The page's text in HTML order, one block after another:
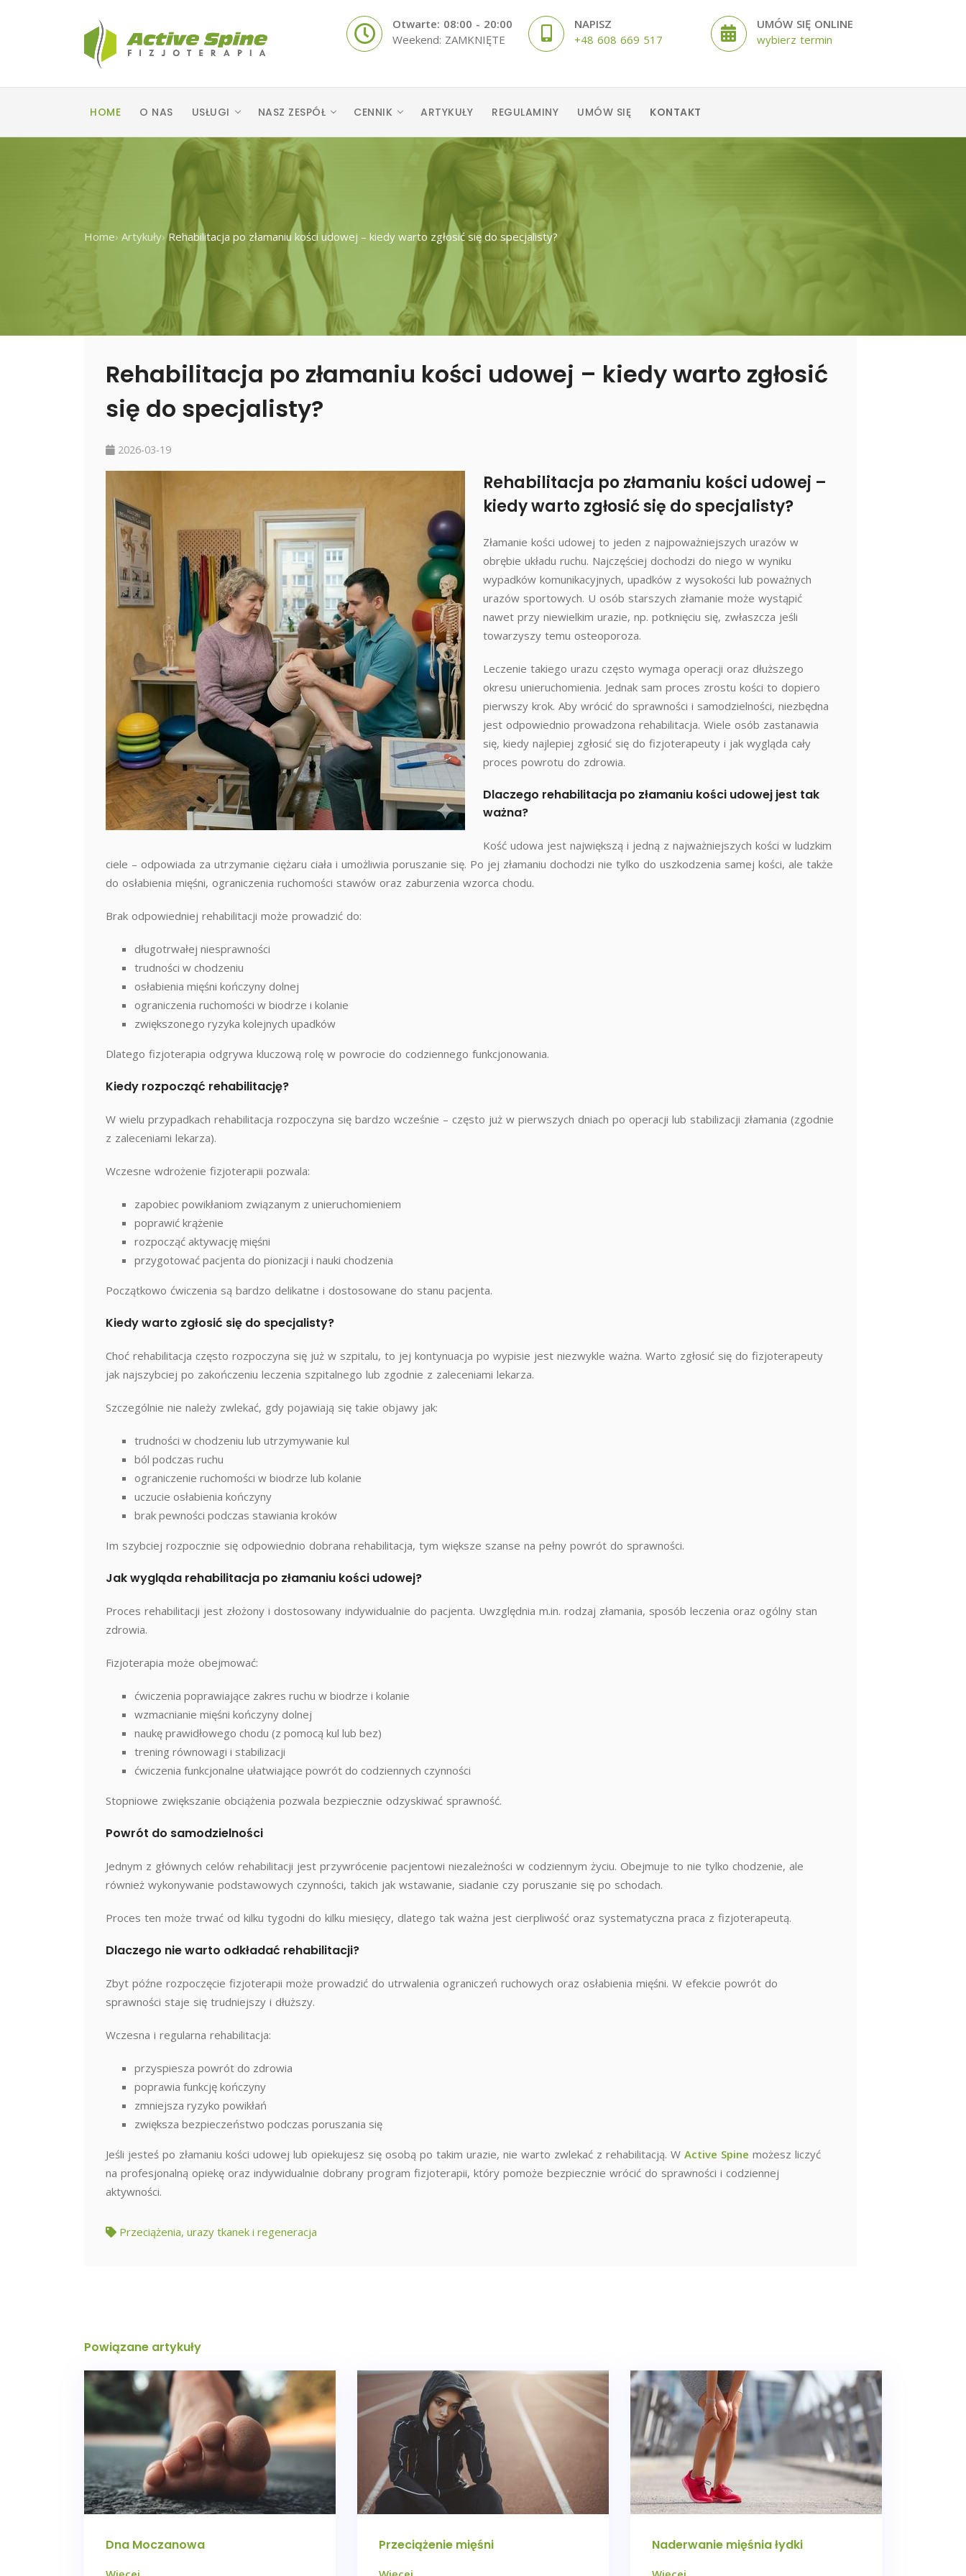
Otwarte: 08:00 - 20:00
Weekend: ZAMKNIĘTE
NAPISZ
+48 608 669 517
UMÓW SIĘ ONLINE
wybierz termin
HOME O NAS USŁUGI NASZ ZESPÓŁ CENNIK ARTYKUŁY REGULAMINY UMÓW SIĘ KONTAKT
Home› Artykuły›Rehabilitacja po złamaniu kości udowej – kiedy warto zgłosić się do specjalisty?
Rehabilitacja po złamaniu kości udowej – kiedy warto zgłosić
się do specjalisty?
2026-03-19
Rehabilitacja po złamaniu kości udowej –
kiedy warto zgłosić się do specjalisty?
Złamanie kości udowej to jeden z najpoważniejszych urazów w
obrębie układu ruchu. Najczęściej dochodzi do niego w wyniku
wypadków komunikacyjnych, upadków z wysokości lub poważnych
urazów sportowych. U osób starszych złamanie może wystąpić
nawet przy niewielkim urazie, np. potknięciu się, zwłaszcza jeśli
towarzyszy temu osteoporoza.
Leczenie takiego urazu często wymaga operacji oraz dłuższego
okresu unieruchomienia. Jednak sam proces zrostu kości to dopiero
pierwszy krok. Aby wrócić do sprawności i samodzielności, niezbędna
jest odpowiednio prowadzona rehabilitacja. Wiele osób zastanawia
się, kiedy najlepiej zgłosić się do fizjoterapeuty i jak wygląda cały
proces powrotu do zdrowia.
Dlaczego rehabilitacja po złamaniu kości udowej jest tak
ważna?
Kość udowa jest największą i jedną z najważniejszych kości w ludzkim
ciele – odpowiada za utrzymanie ciężaru ciała i umożliwia poruszanie się. Po jej złamaniu dochodzi nie tylko do uszkodzenia samej kości, ale także
do osłabienia mięśni, ograniczenia ruchomości stawów oraz zaburzenia wzorca chodu.
Brak odpowiedniej rehabilitacji może prowadzić do:
długotrwałej niesprawności
trudności w chodzeniu
osłabienia mięśni kończyny dolnej
ograniczenia ruchomości w biodrze i kolanie
zwiększonego ryzyka kolejnych upadków
Dlatego fizjoterapia odgrywa kluczową rolę w powrocie do codziennego funkcjonowania.
Kiedy rozpocząć rehabilitację?
W wielu przypadkach rehabilitacja rozpoczyna się bardzo wcześnie – często już w pierwszych dniach po operacji lub stabilizacji złamania (zgodnie
z zaleceniami lekarza).
Wczesne wdrożenie fizjoterapii pozwala:
zapobiec powikłaniom związanym z unieruchomieniem
poprawić krążenie
rozpocząć aktywację mięśni
przygotować pacjenta do pionizacji i nauki chodzenia
Początkowo ćwiczenia są bardzo delikatne i dostosowane do stanu pacjenta.
Kiedy warto zgłosić się do specjalisty?
Choć rehabilitacja często rozpoczyna się już w szpitalu, to jej kontynuacja po wypisie jest niezwykle ważna. Warto zgłosić się do fizjoterapeuty
jak najszybciej po zakończeniu leczenia szpitalnego lub zgodnie z zaleceniami lekarza.
Szczególnie nie należy zwlekać, gdy pojawiają się takie objawy jak:
trudności w chodzeniu lub utrzymywanie kul
ból podczas ruchu
ograniczenie ruchomości w biodrze lub kolanie
uczucie osłabienia kończyny
brak pewności podczas stawiania kroków
Im szybciej rozpocznie się odpowiednio dobrana rehabilitacja, tym większe szanse na pełny powrót do sprawności.
Jak wygląda rehabilitacja po złamaniu kości udowej?
Proces rehabilitacji jest złożony i dostosowany indywidualnie do pacjenta. Uwzględnia m.in. rodzaj złamania, sposób leczenia oraz ogólny stan
zdrowia.
Fizjoterapia może obejmować:
ćwiczenia poprawiające zakres ruchu w biodrze i kolanie
wzmacnianie mięśni kończyny dolnej
naukę prawidłowego chodu (z pomocą kul lub bez)
trening równowagi i stabilizacji
ćwiczenia funkcjonalne ułatwiające powrót do codziennych czynności
Stopniowe zwiększanie obciążenia pozwala bezpiecznie odzyskiwać sprawność.
Powrót do samodzielności
Jednym z głównych celów rehabilitacji jest przywrócenie pacjentowi niezależności w codziennym życiu. Obejmuje to nie tylko chodzenie, ale
również wykonywanie podstawowych czynności, takich jak wstawanie, siadanie czy poruszanie się po schodach.
Proces ten może trwać od kilku tygodni do kilku miesięcy, dlatego tak ważna jest cierpliwość oraz systematyczna praca z fizjoterapeutą.
Dlaczego nie warto odkładać rehabilitacji?
Zbyt późne rozpoczęcie fizjoterapii może prowadzić do utrwalenia ograniczeń ruchowych oraz osłabienia mięśni. W efekcie powrót do
sprawności staje się trudniejszy i dłuższy.
Wczesna i regularna rehabilitacja:
przyspiesza powrót do zdrowia
poprawia funkcję kończyny
zmniejsza ryzyko powikłań
zwiększa bezpieczeństwo podczas poruszania się
Jeśli jesteś po złamaniu kości udowej lub opiekujesz się osobą po takim urazie, nie warto zwlekać z rehabilitacją. W Active Spine możesz liczyć
na profesjonalną opiekę oraz indywidualnie dobrany program fizjoterapii, który pomoże bezpiecznie wrócić do sprawności i codziennej
aktywności.
Przeciążenia, urazy tkanek i regeneracja
Powiązane artykuły
Dna Moczanowa Przeciążenie mięśni Naderwanie mięśnia łydki